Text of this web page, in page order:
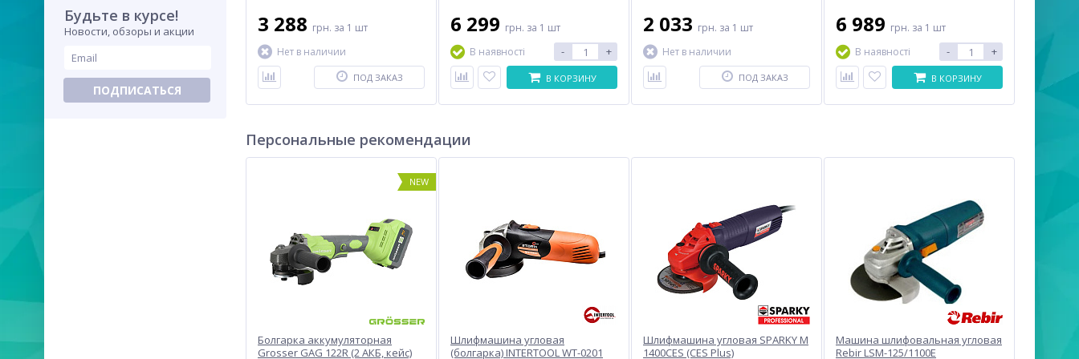
Будьте в курсе!
Новости, обзоры и акции
ПОДПИСАТЬСЯ
3 288 грн. за 1 шт
Нет в наличии
ПОД ЗАКАЗ
6 299 грн. за 1 шт
В наявності
- +
В КОРЗИНУ
2 033 грн. за 1 шт
Нет в наличии
ПОД ЗАКАЗ
6 989 грн. за 1 шт
В наявності
- +
В КОРЗИНУ
Персональные рекомендации
NEW
Болгарка аккумуляторная
Grosser GAG 122R (2 АКБ, кейс)
Шлифмашина угловая
(болгарка) INTERTOOL WT-0201
Шлифмашина угловая SPARKY M
1400CES (CES Plus)
Машина шлифовальная угловая
Rebir LSM-125/1100E